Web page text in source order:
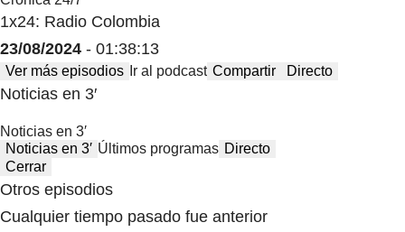
1x24: Radio Colombia
23/08/2024 - 01:38:13
Ver más episodios Ir al podcast Compartir Directo
Noticias en 3′
Noticias en 3′
Noticias en 3′ Últimos programas Directo
Cerrar
Otros episodios
Cualquier tiempo pasado fue anterior